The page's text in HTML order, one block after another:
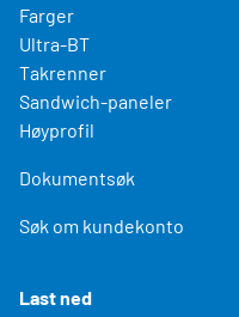
Farger
Ultra-BT
Takrenner
Sandwich-paneler
Høyprofil
Dokumentsøk
Søk om kundekonto
Last ned